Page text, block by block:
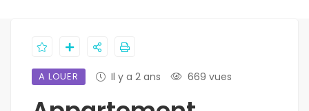
A LOUER Il y a 2 ans 669 vues